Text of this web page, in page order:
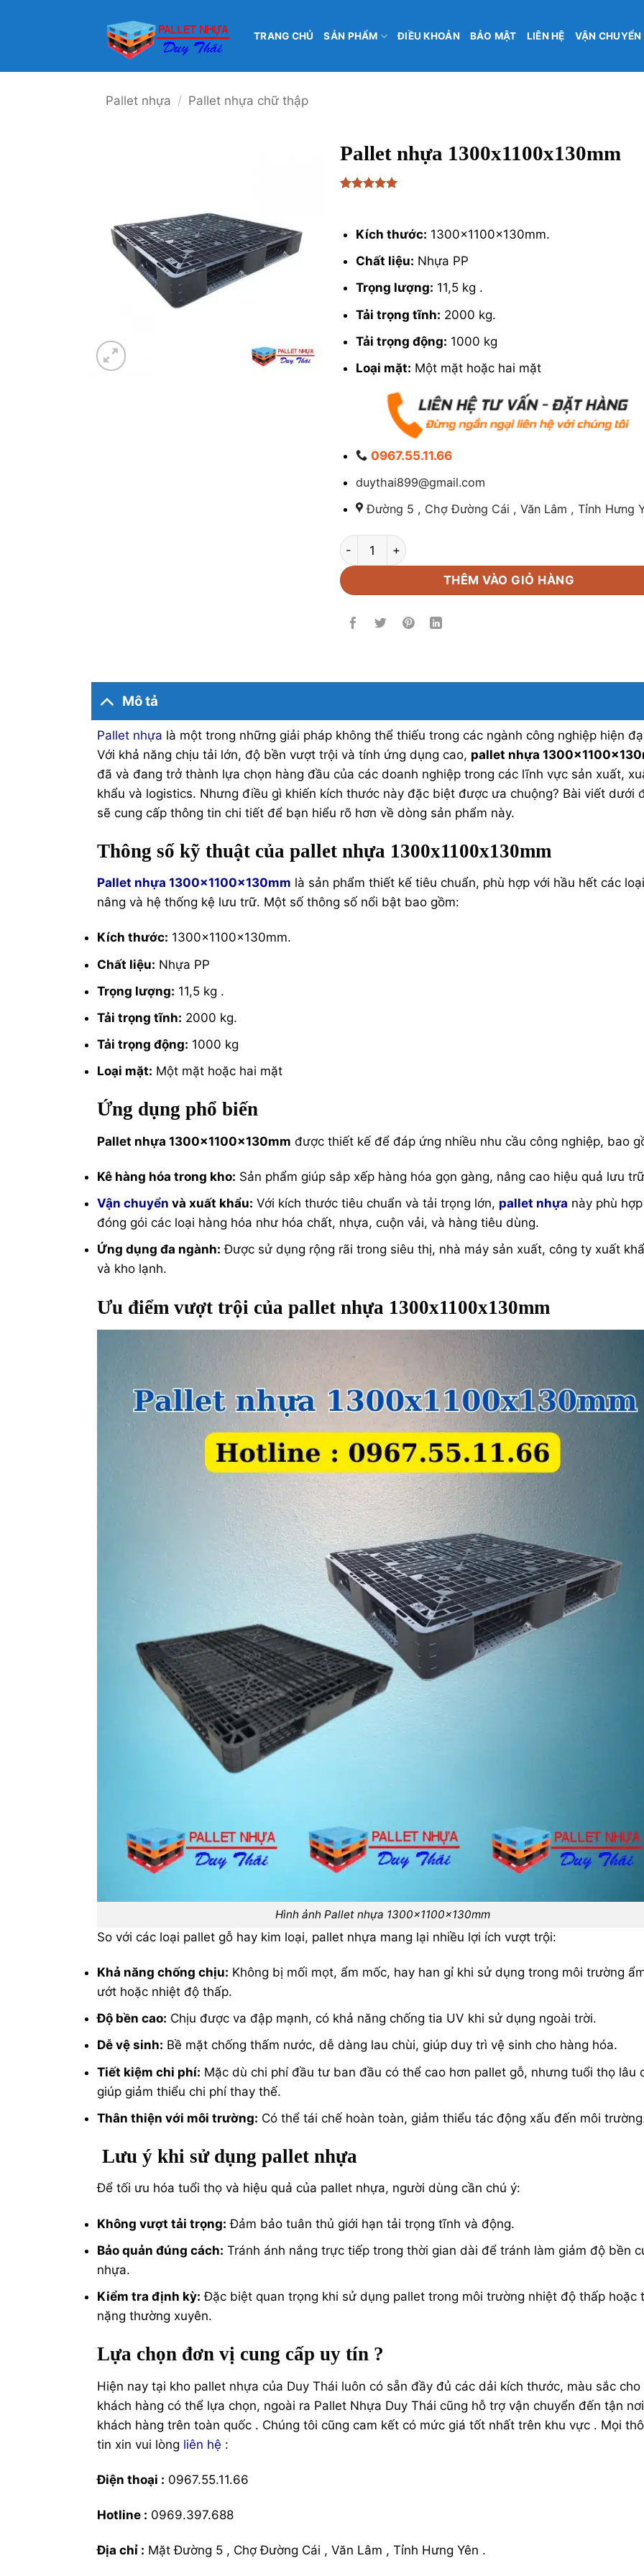
TRANG CHỦ SẢN PHẨM ĐIỀU KHOẢN BẢO MẬT LIÊN HỆ VẬN CHUYỂN
Pallet nhựa / Pallet nhựa chữ thập
Pallet nhựa 1300x1100x130mm
Kích thước: 1300x1100x130mm.
Chất liệu: Nhựa PP
Trọng lượng: 11,5 kg .
Tải trọng tĩnh: 2000 kg.
Tải trọng động: 1000 kg
Loại mặt: Một mặt hoặc hai mặt
0967.55.11.66
duythai899@gmail.com
Đường 5 , Chợ Đường Cái , Văn Lâm , Tỉnh Hưng
Pallet nhựa 1300x1100x130mm số lượng
THÊM VÀO GIỎ HÀNG
Mô tả
Pallet nhựa là một trong những giải pháp không thể thiếu trong các ngành công nghiệp hiện
Với khả năng chịu tải lớn, độ bền vượt trội và tính ứng dụng cao, pallet nhựa
đã và đang trở thành lựa chọn hàng đầu của các doanh nghiệp trong các lĩnh vực sản xuất,
khẩu và logistics. Nhưng điều gì khiến kích thước này đặc biệt được ưa chuộng? Bài viết dưới
sẽ cung cấp thông tin chi tiết để bạn hiểu rõ hơn về dòng sản phẩm này.
Thông số kỹ thuật của pallet nhựa 1300x1100x130mm
Pallet nhựa 1300x1100x130mm là sản phẩm thiết kế tiêu chuẩn, phù hợp với hầu hết các
nâng và hệ thống kệ lưu trữ. Một số thông số nổi bật bao gồm:
Kích thước: 1300x1100x130mm.
Chất liệu: Nhựa PP
Trọng lượng: 11,5 kg .
Tải trọng tĩnh: 2000 kg.
Tải trọng động: 1000 kg
Loại mặt: Một mặt hoặc hai mặt
Ứng dụng phổ biến
Pallet nhựa 1300x1100x130mm được thiết kế để đáp ứng nhiều nhu cầu công nghiệp, bao
Kê hàng hóa trong kho: Sản phẩm giúp sắp xếp hàng hóa gọn gàng, nâng cao hiệu quả lưu
Vận chuyển và xuất khẩu: Với kích thước tiêu chuẩn và tải trọng lớn, pallet nhựa này phù
đóng gói các loại hàng hóa như hóa chất, nhựa, cuộn vải, và hàng tiêu dùng.
Ứng dụng đa ngành: Được sử dụng rộng rãi trong siêu thị, nhà máy sản xuất, công ty xuất
và kho lạnh.
Ưu điểm vượt trội của pallet nhựa 1300x1100x130mm
Hình ảnh Pallet nhựa 1300x1100x130mm
So với các loại pallet gỗ hay kim loại, pallet nhựa mang lại nhiều lợi ích vượt trội:
Khả năng chống chịu: Không bị mối mọt, ẩm mốc, hay han gỉ khi sử dụng trong môi trường
ướt hoặc nhiệt độ thấp.
Độ bền cao: Chịu được va đập mạnh, có khả năng chống tia UV khi sử dụng ngoài trời.
Dễ vệ sinh: Bề mặt chống thấm nước, dễ dàng lau chùi, giúp duy trì vệ sinh cho hàng hóa.
Tiết kiệm chi phí: Mặc dù chi phí đầu tư ban đầu có thể cao hơn pallet gỗ, nhưng tuổi thọ lâu
giúp giảm thiểu chi phí thay thế.
Thân thiện với môi trường: Có thể tái chế hoàn toàn, giảm thiểu tác động xấu đến môi
Lưu ý khi sử dụng pallet nhựa
Để tối ưu hóa tuổi thọ và hiệu quả của pallet nhựa, người dùng cần chú ý:
Không vượt tải trọng: Đảm bảo tuân thủ giới hạn tải trọng tĩnh và động.
Bảo quản đúng cách: Tránh ánh nắng trực tiếp trong thời gian dài để tránh làm giảm độ bền
nhựa.
Kiểm tra định kỳ: Đặc biệt quan trọng khi sử dụng pallet trong môi trường nhiệt độ thấp hoặc
nặng thường xuyên.
Lựa chọn đơn vị cung cấp uy tín ?
Hiện nay tại kho pallet nhựa của Duy Thái luôn có sẵn đầy đủ các dải kích thước, màu sắc cho
khách hàng có thể lựa chọn, ngoài ra Pallet Nhựa Duy Thái cũng hỗ trợ vận chuyển đến tận
khách hàng trên toàn quốc . Chúng tôi cũng cam kết có mức giá tốt nhất trên khu vực . Mọi
tin xin vui lòng liên hệ :
Điện thoại : 0967.55.11.66
Hotline : 0969.397.688
Địa chỉ : Mặt Đường 5 , Chợ Đường Cái , Văn Lâm , Tỉnh Hưng Yên .